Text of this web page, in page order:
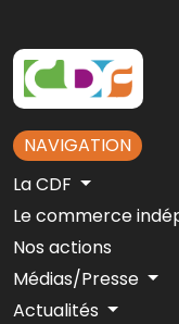
NAVIGATION
La CDF
Le commerce
Nos actions
Médias/Presse
Actualités